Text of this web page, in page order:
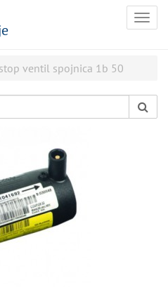
ventil spojnica 1b 50